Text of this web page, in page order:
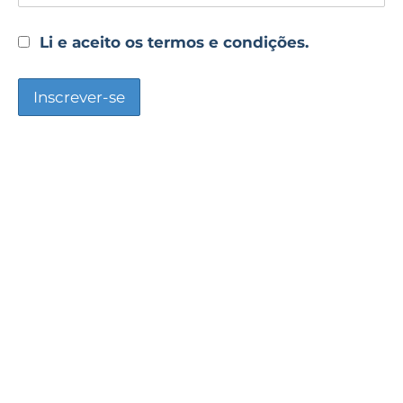
Li e aceito os termos e condições.